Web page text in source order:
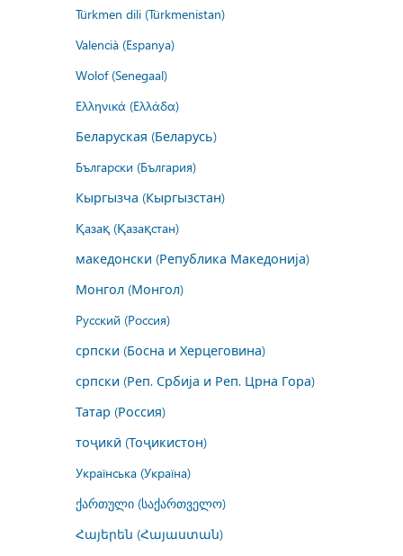
Türkmen dili (Türkmenistan)
Valencià (Espanya)
Wolof (Senegaal)
Ελληνικά (Ελλάδα)
Беларуская (Беларусь)
Български (България)
Кыргызча (Кыргызстан)
Қазақ (Қазақстан)
македонски (Република Македонија)
Монгол (Монгол)
Русский (Россия)
српски (Босна и Херцеговина)
српски (Реп. Србија и Реп. Црна Гора)
Татар (Россия)
тоҷикӣ (Тоҷикистон)
Українська (Україна)
ქართული (საქართველო)
Հայերեն (Հայաստան)